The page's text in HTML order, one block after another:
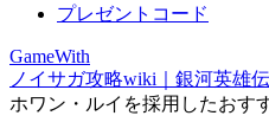
プレゼントコード
GameWith
ノイサガ攻略wiki｜銀河英雄伝
ホワン・ルイを採用したおす